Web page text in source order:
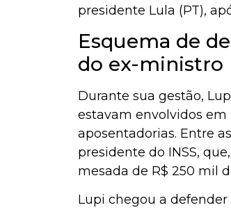
presidente Lula (PT),
Esquema de
do ex-ministro
Durante sua gestão,
estavam envolvidos
aposentadorias. Entre
presidente do INSS,
mesada de R$ 250 mil
Lupi chegou a